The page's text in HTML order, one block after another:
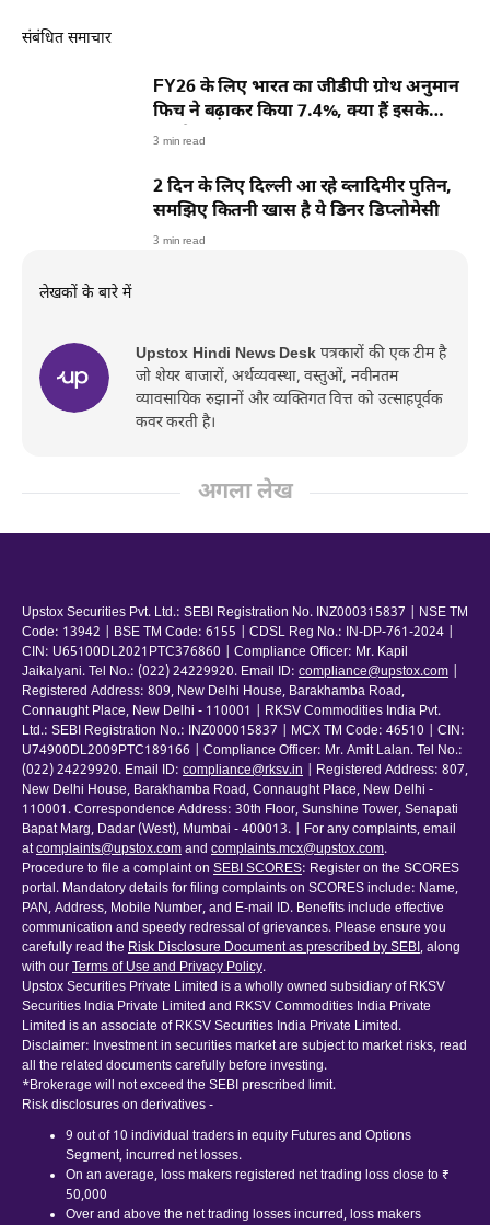
संबंधित समाचार
FY26 के लिए भारत का जीडीपी ग्रोथ अनुमान
फिच ने बढ़ाकर किया 7.4%, क्या हैं इसके
मायने?
3 min read
2 दिन के लिए दिल्ली आ रहे व्लादिमीर पुतिन,
समझिए कितनी खास है ये डिनर डिप्लोमेसी
3 min read
लेखकों के बारे में
Upstox Hindi News Desk पत्रकारों की एक टीम है
जो शेयर बाजारों, अर्थव्यवस्था, वस्तुओं, नवीनतम
व्यावसायिक रुझानों और व्यक्तिगत वित्त को उत्साहपूर्वक
कवर करती है।
अगला लेख
Upstox Securities Pvt. Ltd.: SEBI Registration No. INZ000315837 | NSE TM
Code: 13942 | BSE TM Code: 6155 | CDSL Reg No.: IN-DP-761-2024 |
CIN: U65100DL2021PTC376860 | Compliance Officer: Mr. Kapil
Jaikalyani. Tel No.: (022) 24229920. Email ID: compliance@upstox.com
Registered Address: 809, New Delhi House, Barakhamba Road,
Connaught Place, New Delhi - 110001 | RKSV Commodities India Pvt.
Ltd.: SEBI Registration No.: INZ000015837 | MCX TM Code: 46510 | CIN:
U74900DL2009PTC189166 | Compliance Officer: Mr. Amit Lalan. Tel No.:
(022) 24229920. Email ID: compliance@rksv.in
| Registered Address: 807,
New Delhi House, Barakhamba Road, Connaught Place, New Delhi -
110001. Correspondence Address: 30th Floor, Sunshine Tower, Senapati
Bapat Marg, Dadar (West), Mumbai - 400013. | For any complaints, email
atcomplaints@upstox.comand complaints.mcx@upstox.com.
Procedure to file a complaint on SEBI SCORES: Register on the SCORES
portal. Mandatory details for filing complaints on SCORES include: Name,
PAN, Address, Mobile Number, and E-mail ID. Benefits include effective
communication and speedy redressal of grievances. Please ensure you
carefully read the Risk Disclosure Document as prescribed by SEBI, along
with ourTerms of Use and Privacy Policy.
Upstox Securities Private Limited is a wholly owned subsidiary of RKSV
Securities India Private Limited and RKSV Commodities India Private
Limited is an associate of RKSV Securities India Private Limited.
Disclaimer: Investment in securities market are subject to market risks, read
all the related documents carefully before investing.
*Brokerage will not exceed the SEBI prescribed limit.
Risk disclosures on derivatives -
9 out of 10 individual traders in equity Futures and Options
Segment, incurred net losses.
On an average, loss makers registered net trading loss close to ₹
50,000
Over and above the net trading losses incurred, loss makers